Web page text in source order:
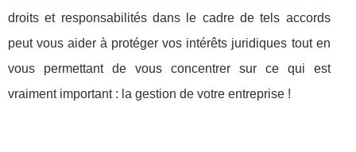
droits et responsabilités dans le cadre de tels accords
peut vous aider à protéger vos intérêts juridiques tout en
vous permettant de vous concentrer sur ce qui est
vraiment important : la gestion de votre entreprise !